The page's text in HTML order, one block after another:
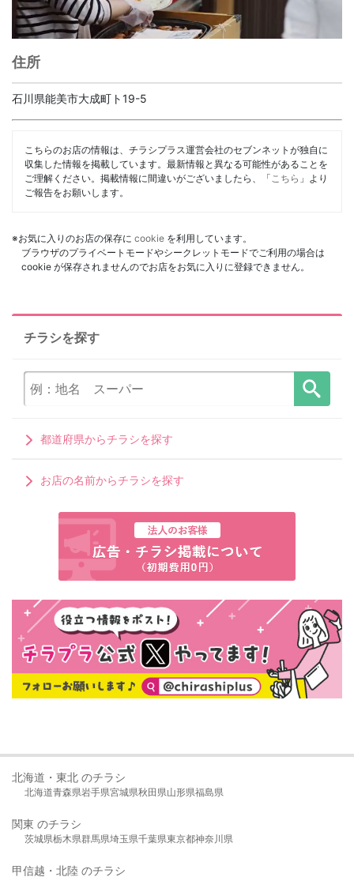
住所
石川県能美市大成町ト19-5
こちらのお店の情報は、チラシプラス運営会社のセブンネットが独自に
収集した情報を掲載しています。最新情報と異なる可能性があることを
ご理解ください。掲載情報に間違いがございましたら、「 こちら 」より
ご報告をお願いします。
※お気に入りのお店の保存に cookie を利用しています。
ブラウザのプライベートモードやシークレットモードでご利用の場合は
cookie が保存されませんのでお店をお気に入りに登録できません。
チラシを探す
都道府県からチラシを探す
お店の名前からチラシを探す
北海道・東北 のチラシ
北海道青森県岩手県宮城県秋田県山形県福島県
関東 のチラシ
茨城県栃木県群馬県埼玉県千葉県東京都神奈川県
甲信越・北陸 のチラシ